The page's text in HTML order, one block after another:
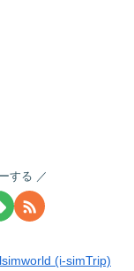
する
(i-simTrip)